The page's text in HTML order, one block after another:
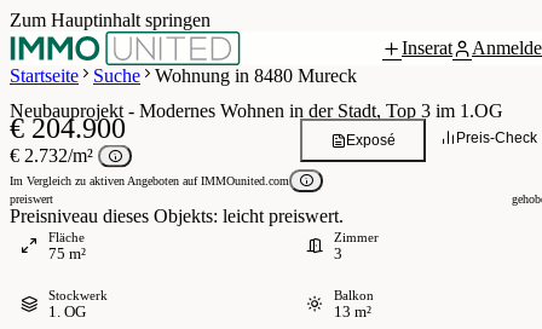
Zum Hauptinhalt springen
Inserat
Startseite
Suche Wohnung in 8480 Mureck
Grundriss
Neubauprojekt - Modernes Wohnen in der Stadt, Top 3 im 1.OG
€ 204.900
€ 2.732/m²
Im Vergleich zu aktiven Angeboten auf IMMOunited.com
preiswert
Preisniveau dieses Objekts: leicht preiswert.
Preis-Check
Exposé
Fläche
75 m²
Zimmer
3
Stockwerk
1. OG
Balkon
13 m²